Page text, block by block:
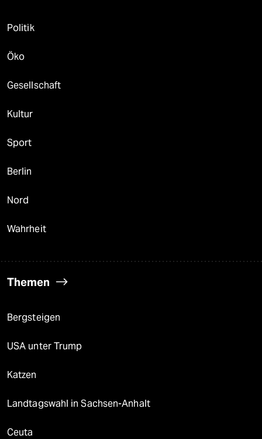
Politik
Öko
Gesellschaft
Kultur
Sport
Berlin
Nord
Wahrheit
Themen
Bergsteigen
USA unter Trump
Katzen
Landtagswahl in Sachsen-Anhalt
Ceuta